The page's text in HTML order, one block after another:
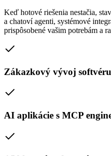
Keď hotové riešenia nestačia,
a chatoví agenti, systémové
prispôsobené vašim potrebám a
Zákazkový vývoj softvéru
AI aplikácie s MCP